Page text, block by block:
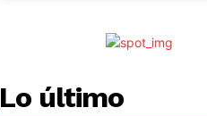
Lo último